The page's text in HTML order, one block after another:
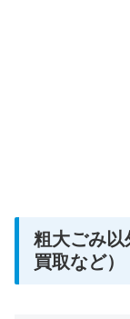
粗大ごみ以
買取など）